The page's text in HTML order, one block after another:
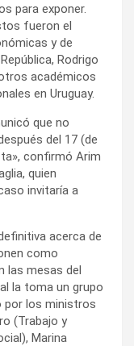
para exponer.
fueron el
y de
Rodrigo
académicos
en Uruguay.
que no
del 17 (de
confirmó Arim
quien
invitaría a
acerca de
como
las mesas del
la toma un grupo
los ministros
(Trabajo y
Marina